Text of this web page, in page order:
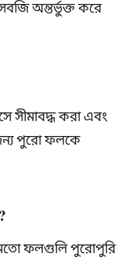
অন্তর্ভুক্ত করে
সীমাবদ্ধ করা এবং
পুরো ফলকে
ফলগুলি পুরোপুরি